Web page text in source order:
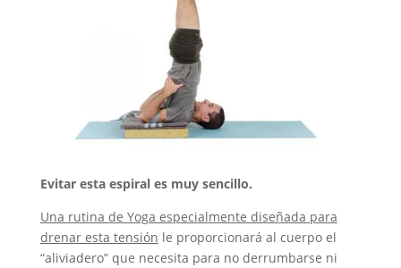
Evitar esta espiral es muy sencillo.
Una rutina de Yoga especialmente diseñada para
drenar esta tensión le proporcionará al cuerpo el
“aliviadero” que necesita para no derrumbarse ni